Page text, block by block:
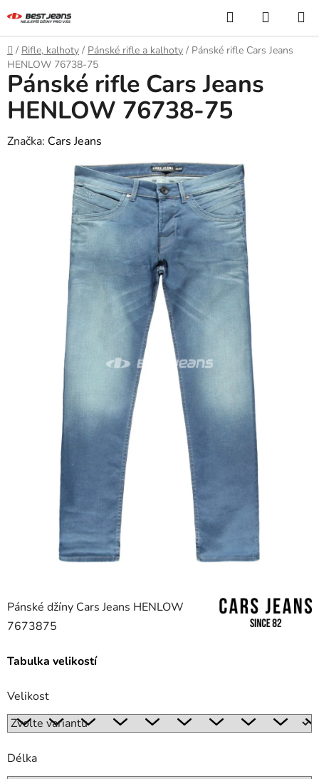
na
obsah
Hledat
KOŠÍK
Domů
/ Rifle, kalhoty / Pánské rifle a kalhoty / Pánské rifle Cars Jeans
HENLOW 76738-75
Pánské džíny Cars Jeans HENLOW
7673875
Tabulka velikostí
Velikost
Délka
Pánské rifle Cars Jeans
HENLOW 76738-75
Značka: Cars Jeans